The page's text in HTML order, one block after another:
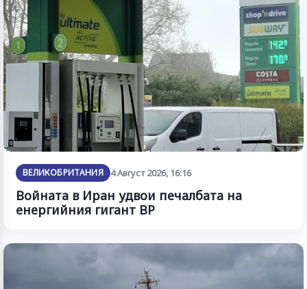
ВЕЛИКОБРИТАНИЯ 4 Август 2026, 16:16
Войната в Иран удвои печалбата на
енергийния гигант BP